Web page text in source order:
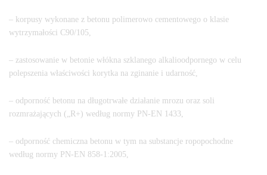
– korpusy wykonane z betonu polimerowo cementowego o klasie
wytrzymałości C90/105,
– zastosowanie w betonie włókna szklanego alkalioodpornego w celu
polepszenia właściwości korytka na zginanie i udarność,
– odporność betonu na długotrwałe działanie mrozu oraz soli
rozmrażających („R+) według normy PN-EN 1433,
– odporność chemiczna betonu w tym na substancje ropopochodne
według normy PN-EN 858-1:2005,